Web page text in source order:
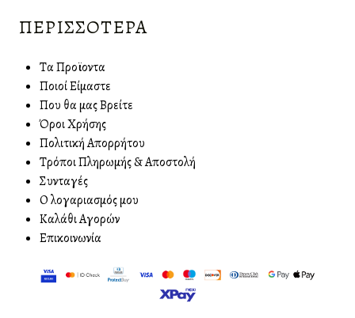
ΠΕΡΙΣΣΌΤΕΡΑ
Τα Προϊοντα
Ποιοί Είμαστε
Που θα μας Βρείτε
Όροι Χρήσης
Πολιτική Απορρήτου
Τρόποι Πληρωμής & Αποστολή
Συνταγές
O λογαριασμός μου
Καλάθι Αγορών
Επικοινωνία